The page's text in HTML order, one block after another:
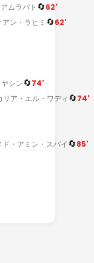
ムラバト 🔄62'
アン・ラヒミ 🔄62'
シン🔄74'
リア・エル・ワディ🔄74'
ド・アミン・スバイ🔄85'